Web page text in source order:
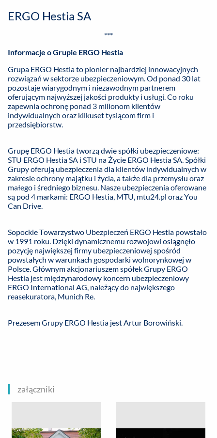
ERGO Hestia SA
***
Informacje o Grupie ERGO Hestia
Grupa ERGO Hestia to pionier najbardziej innowacyjnych
rozwiązań w sektorze ubezpieczeniowym. Od ponad 30 lat
pozostaje wiarygodnym i niezawodnym partnerem
oferującym najwyższej jakości produkty i usługi. Co roku
zapewnia ochronę ponad 3 milionom klientów
indywidualnych oraz kilkuset tysiącom firm i
przedsiębiorstw.
Grupę ERGO Hestia tworzą dwie spółki ubezpieczeniowe:
STU ERGO Hestia SA i STU na Życie ERGO Hestia SA. Spółki
Grupy oferują ubezpieczenia dla klientów indywidualnych w
zakresie ochrony majątku i życia, a także dla przemysłu oraz
małego i średniego biznesu. Nasze ubezpieczenia oferowane
są pod 4 markami: ERGO Hestia, MTU, mtu24.pl oraz You
Can Drive.
Sopockie Towarzystwo Ubezpieczeń ERGO Hestia powstało
w 1991 roku. Dzięki dynamicznemu rozwojowi osiągnęło
pozycję największej firmy ubezpieczeniowej spośród
powstałych w warunkach gospodarki wolnorynkowej w
Polsce. Głównym akcjonariuszem spółek Grupy ERGO
Hestia jest międzynarodowy koncern ubezpieczeniowy
ERGO International AG, należący do największego
reasekuratora, Munich Re.
Prezesem Grupy ERGO Hestia jest Artur Borowiński.
załączniki